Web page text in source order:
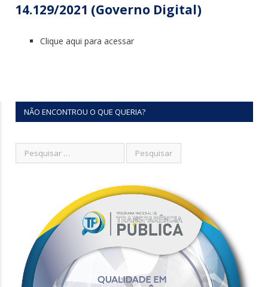
14.129/2021 (Governo Digital)
Clique aqui para acessar
NÃO ENCONTROU O QUE QUERIA?